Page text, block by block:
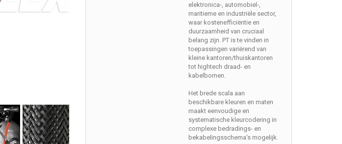
elektronica-, automobiel-,
maritieme en industriële sector,
waar kostenefficiëntie en
duurzaamheid van cruciaal
belang zijn. PT is te vinden in
toepassingen variërend van
kleine kantoren/thuiskantoren
tot hightech draad- en
kabelbomen.
Het brede scala aan
beschikbare kleuren en maten
maakt eenvoudige en
systematische kleurcodering in
complexe bedradings- en
bekabelingsschema's mogelijk.